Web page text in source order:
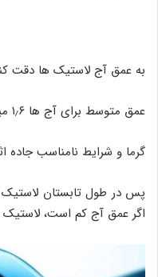
به عمق آج لاستیک ها دقت
عمق متوسط برای آج ها ۱٫۶ میلی متر است.
گرما و شرایط نامناسب جاده
پس در طول تابستان لاستیک
اگر عمق آج کم است، لاستیک